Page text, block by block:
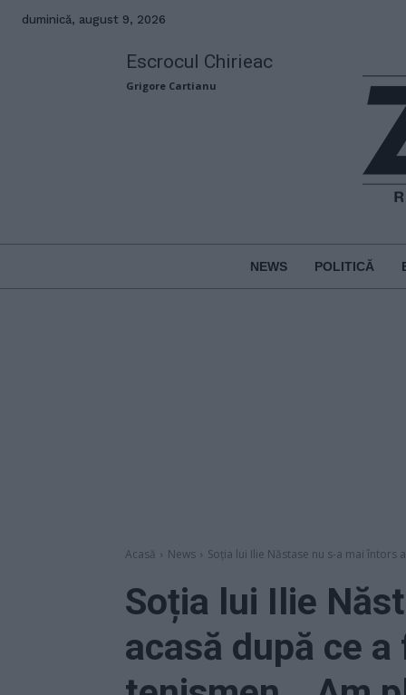
duminică, august 9, 2026
Escrocul Chirieac
Grigore Cartianu
NEWS POLITICĂ
Acasă News Soția lui Ilie Năstase nu s-a mai întors
Soția lui Ilie
acasă după ce